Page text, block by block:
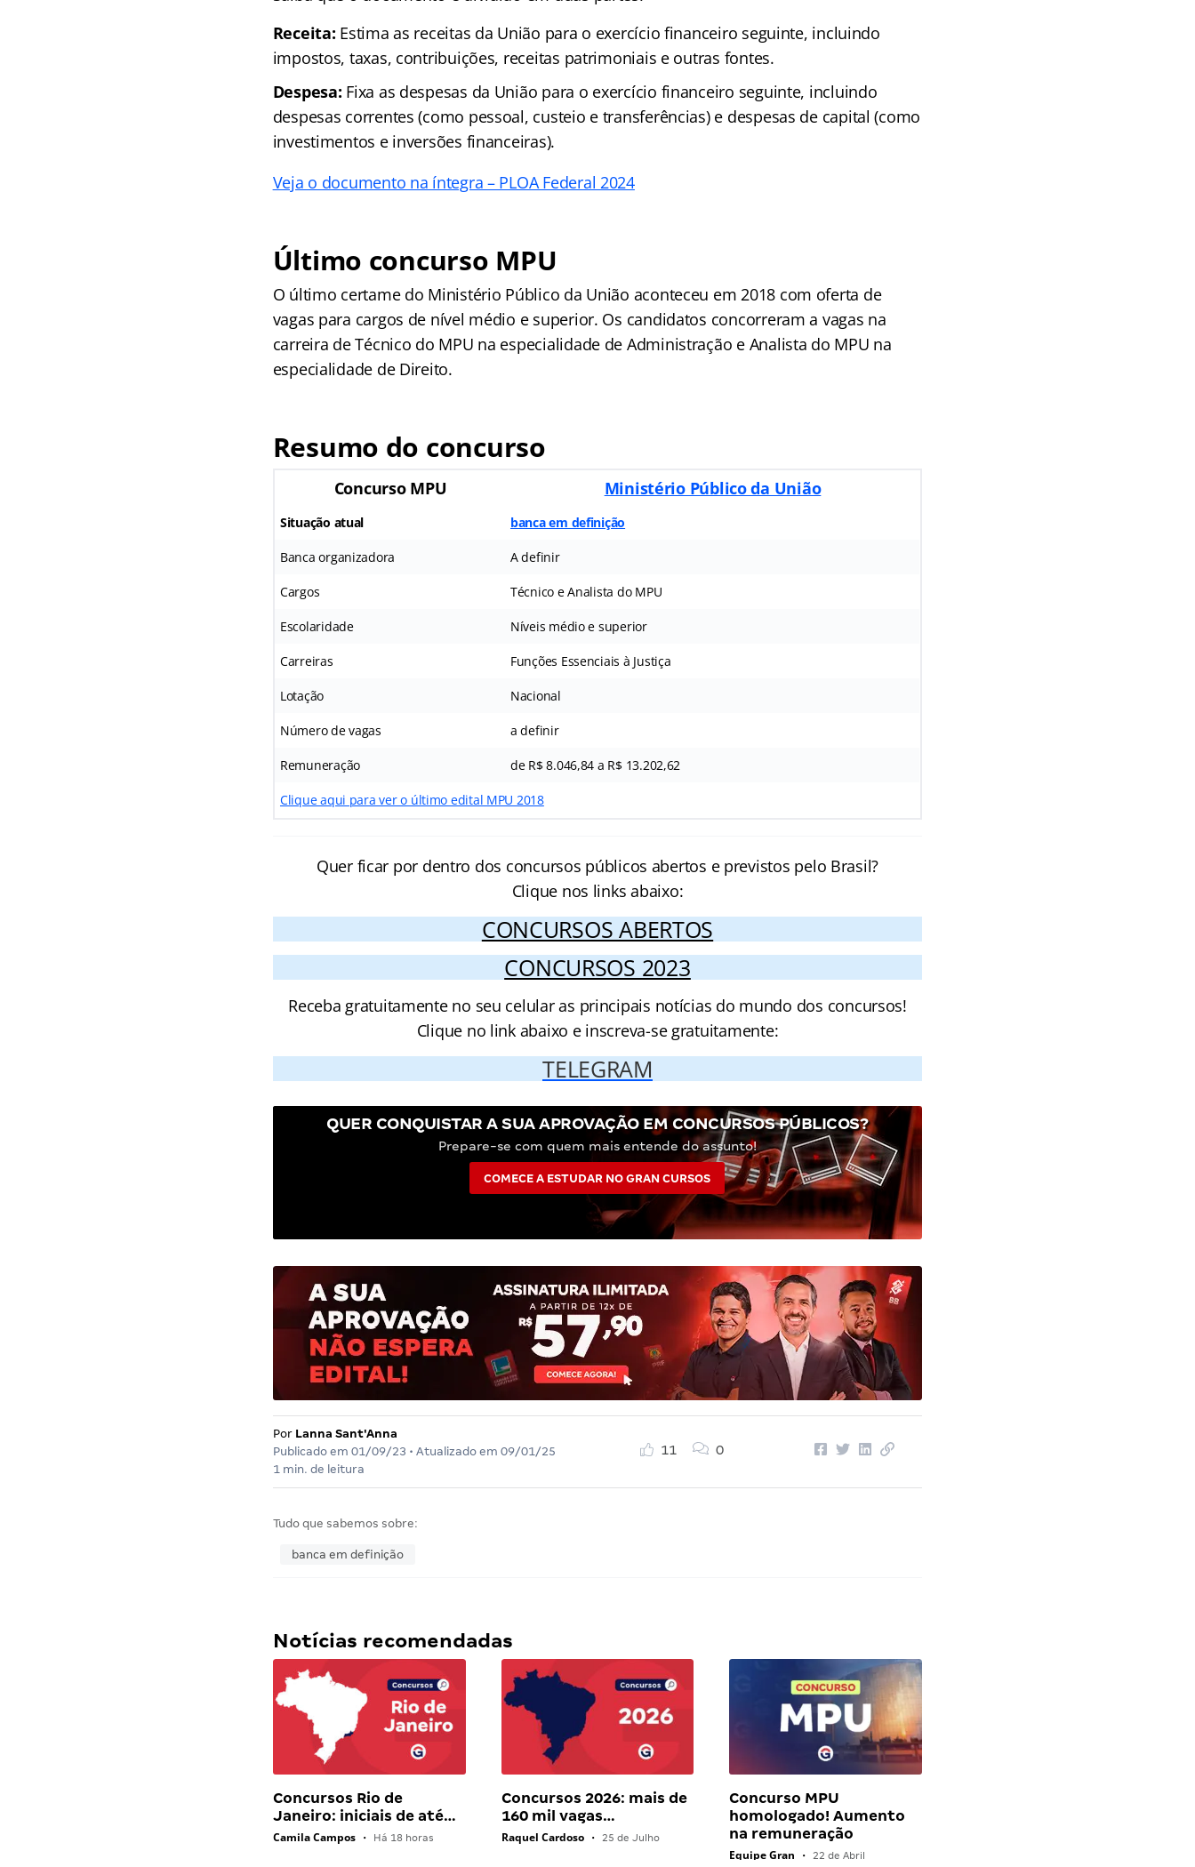
Receita: Estima as receitas da União para o exercício financeiro seguinte, incluindo
impostos, taxas, contribuições, receitas patrimoniais e outras fontes.
Despesa: Fixa as despesas da União para o exercício financeiro seguinte, incluindo
despesas correntes (como pessoal, custeio e transferências) e despesas de capital (como
investimentos e inversões financeiras).
Veja o documento na íntegra – PLOA Federal 2024
Último concurso MPU
O último certame do Ministério Público da União aconteceu em 2018 com oferta de
vagas para cargos de nível médio e superior. Os candidatos concorreram a vagas na
carreira de Técnico do MPU na especialidade de Administração e Analista do MPU na
especialidade de Direito.
Resumo do concurso
Concurso MPU Ministério Público da União
Situação atual banca em definição
Banca organizadora A definir
Cargos Técnico e Analista do MPU
Escolaridade Níveis médio e superior
Carreiras Funções Essenciais à Justiça
Lotação Nacional
Número de vagas a definir
Remuneração de R$ 8.046,84 a R$ 13.202,62
Clique aqui para ver o último edital MPU 2018
Quer ficar por dentro dos concursos públicos abertos e previstos pelo Brasil?
Clique nos links abaixo:
CONCURSOS ABERTOS
CONCURSOS 2023
Receba gratuitamente no seu celular as principais notícias do mundo dos concursos!
Clique no link abaixo e inscreva-se gratuitamente:
TELEGRAM
QUER CONQUISTAR A SUA APROVAÇÃO EM CONCURSOS PÚBLICOS?
Prepare-se com quem mais entende do assunto!
COMECE A ESTUDAR NO GRAN CURSOS
Por Lanna Sant'Anna
Publicado em 01/09/23 • Atualizado em 09/01/25
1 min. de leitura
11 0
Tudo que sabemos sobre:
banca em definição
Notícias recomendadas
Concursos Rio de
Janeiro: iniciais de até…
Camila Campos • Há 18 horas
Concursos 2026: mais de
160 mil vagas…
Raquel Cardoso • 25 de Julho
Concurso MPU
homologado! Aumento
na remuneração
Equipe Gran • 22 de Abril